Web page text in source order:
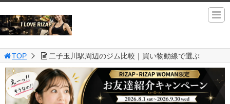
TOP 二子玉川駅周辺のジム比較｜買い物動線で選ぶ